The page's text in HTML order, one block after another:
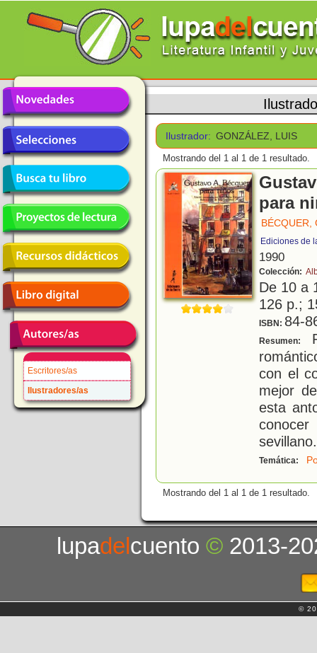
Escritores/as
Ilustradores/as
Ilustrador: GONZÁLEZ, LUIS
Mostrando del 1 al 1 de 1 resultado.
para
BÉCQUER,
Ediciones de
1990
Colección:
De 10 a
126 p.;
ISBN: 84-
Resumen:
con el
mejor
esta
sevillano.
Temática:
Mostrando del 1 al 1 de 1 resultado.
lupadelcuento© 2013-
©